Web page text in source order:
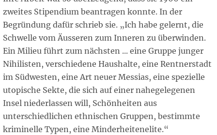
zweites Stipendium beantragen konnte. In der
Begründung dafür schrieb sie. „Ich habe gelernt, die
Schwelle vom Äusseren zum Inneren zu überwinden.
Ein Milieu führt zum nächsten ... eine Gruppe junger
Nihilisten, verschiedene Haushalte, eine Rentnerstadt
im Südwesten, eine Art neuer Messias, eine spezielle
utopische Sekte, die sich auf einer nahegelegenen
Insel niederlassen will, Schönheiten aus
unterschiedlichen ethnischen Gruppen, bestimmte
kriminelle Typen, eine Minderheitenelite.“